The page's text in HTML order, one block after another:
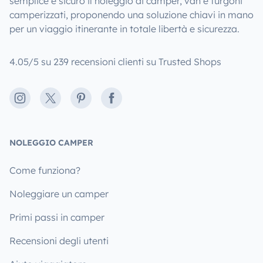
camperizzati, proponendo una soluzione chiavi in mano
per un viaggio itinerante in totale libertà e sicurezza.
4.05/5 su 239 recensioni clienti su Trusted Shops
Instagram
X PinterestFacebook
NOLEGGIO CAMPER
Come funziona?
Noleggiare un camper
Primi passi in camper
Recensioni degli utenti